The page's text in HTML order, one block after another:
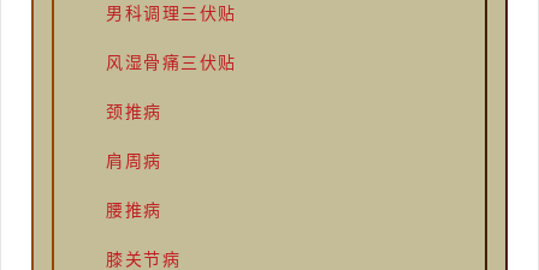
男科调理三伏贴
风湿骨痛三伏贴
颈推病
肩周病
腰推病
膝关节病